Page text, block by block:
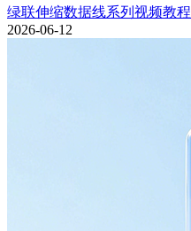
绿联伸缩数据线系列视频教程
2026-06-12